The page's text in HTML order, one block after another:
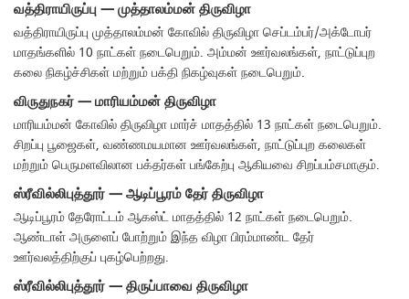
வத்திராயிருப்பு — முத்தாலம்மன் திருவிழா
வத்திராயிருப்பு முத்தாலம்மன் கோவில் திருவிழா செப்டம்பர்/அக்டோபர்
மாதங்களில் 10 நாட்கள் நடைபெறும். அம்மன் ஊர்வலங்கள், நாட்டுப்புற
கலை நிகழ்ச்சிகள் மற்றும் பக்தி நிகழ்வுகள் நடைபெறும்.
விருதுநகர் — மாரியம்மன் திருவிழா
மாரியம்மன் கோவில் திருவிழா மார்ச் மாதத்தில் 13 நாட்கள் நடைபெறும்.
சிறப்பு பூஜைகள், வண்ணமயமான ஊர்வலங்கள், நாட்டுப்புற கலைகள்
மற்றும் பெருமளவிலான பக்தர்கள் பங்கேற்பு ஆகியவை சிறப்பம்சமாகும்.
ஸ்ரீவில்லிபுத்தூர் — ஆடிப்பூரம் தேர் திருவிழா
ஆடிப்பூரம் தேரோட்டம் ஆகஸ்ட் மாதத்தில் 12 நாட்கள் நடைபெறும்.
ஆண்டாள் அருளைப் போற்றும் இந்த விழா பிரம்மாண்ட தேர்
ஊர்வலத்திற்குப் புகழ்பெற்றது.
ஸ்ரீவில்லிபுத்தூர் — திருப்பாவை திருவிழா